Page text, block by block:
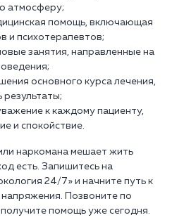
атмосферу;
помощь, включающая
и психотерапевтов;
занятия, направленные на
основного курса лечения,
к каждому пациенту,
и спокойствие.
наркомана мешает жить
есть. Запишитесь на
24/7» и начните путь к
Позвоните по
помощь уже сегодня.